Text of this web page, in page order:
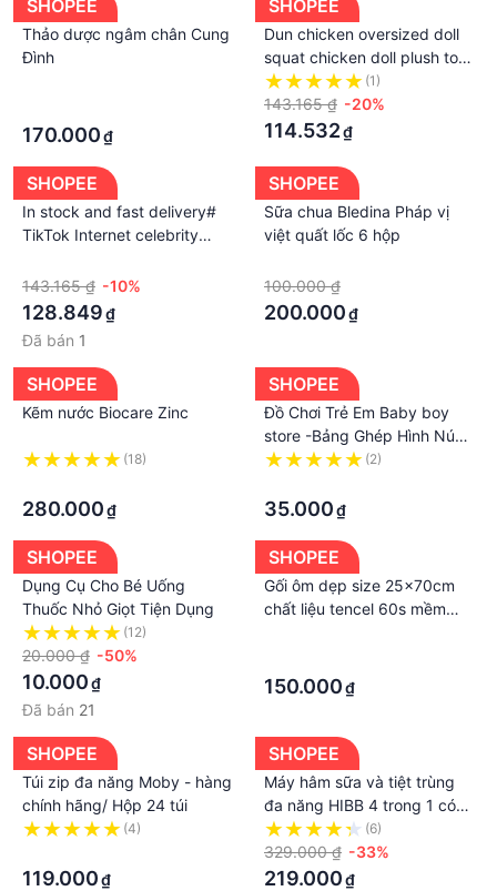
SHOPEE
Thảo dược ngâm chân Cung
Đình
170.000₫
SHOPEE
Dun chicken oversized doll
squat chicken doll plush toy
cute pillow doll birthday gift
for boys and girls WL
(1)
143.165 ₫ -20%
114.532₫
SHOPEE
In stock and fast delivery#
TikTok Internet celebrity
hat sand carving toy electric
chicken leg hat with music
143.165 ₫ -10%
128.849₫
Đã bán 1
SHOPEE
Sữa chua Bledina Pháp vị
việt quất lốc 6 hộp
100.000 ₫
200.000₫
SHOPEE
Kẽm nước Biocare Zinc
(18)
280.000₫
SHOPEE
Đồ Chơi Trẻ Em Baby boy
store -Bảng Ghép Hình Núm
Gỗ Thông Minh Cho Bé
(2)
35.000₫
SHOPEE
Dụng Cụ Cho Bé Uống
Thuốc Nhỏ Giọt Tiện Dụng
(12)
20.000 ₫ -50%
10.000₫
Đã bán 21
SHOPEE
Gối ôm dẹp size 25x70cm
chất liệu tencel 60s mềm
150.000₫
SHOPEE
Túi zip đa năng Moby - hàng
chính hãng/ Hộp 24 túi
(4)
119.000₫
SHOPEE
Máy hâm sữa và tiệt trùng
đa năng HIBB 4 trong 1 có
đầy đủ tính năng hâm nóng
hai bình sữa có thể sử dụng
cùng lúc
(6)
329.000 ₫ -33%
219.000₫